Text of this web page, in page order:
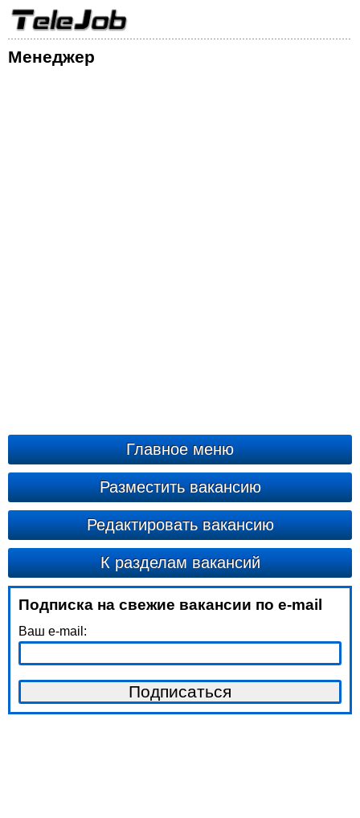
Менеджер
Главное меню
Разместить вакансию
Редактировать вакансию
К разделам вакансий
Подписка на свежие вакансии по e-mail
Ваш e-mail: